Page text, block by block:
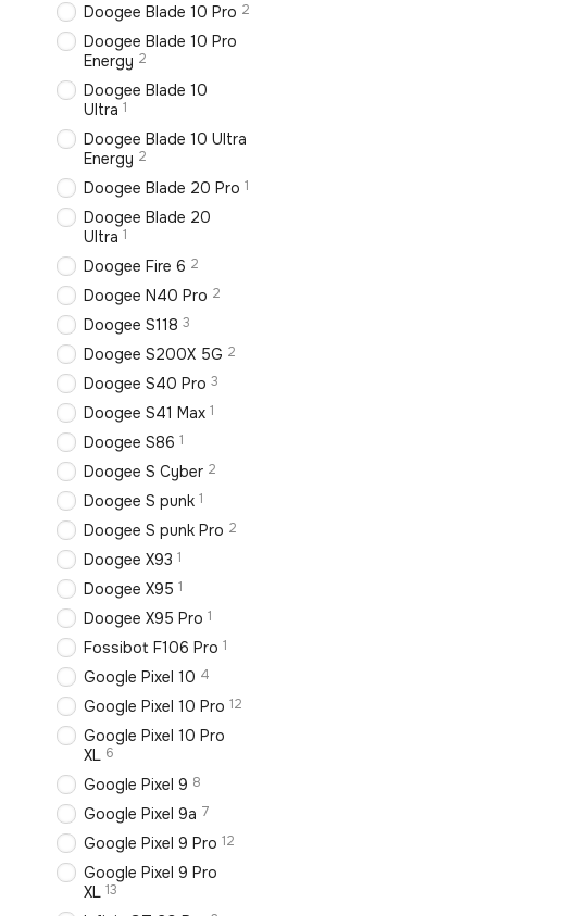
Doogee Blade 10 Pro 2
Doogee Blade 10 Pro
Energy 2
Doogee Blade 10
Ultra 1
Doogee Blade 10 Ultra
Energy 2
Doogee Blade 20 Pro 1
Doogee Blade 20
Ultra 1
Doogee Fire 6 2
Doogee N40 Pro 2
Doogee S118 3
Doogee S200X 5G 2
Doogee S40 Pro 3
Doogee S41 Max 1
Doogee S86 1
Doogee S Cyber 2
Doogee S punk 1
Doogee S punk Pro 2
Doogee X93 1
Doogee X95 1
Doogee X95 Pro 1
Fossibot F106 Pro 1
Google Pixel 10 4
Google Pixel 10 Pro 12
Google Pixel 10 Pro
XL 6
Google Pixel 9 8
Google Pixel 9a 7
Google Pixel 9 Pro 12
Google Pixel 9 Pro
XL 13